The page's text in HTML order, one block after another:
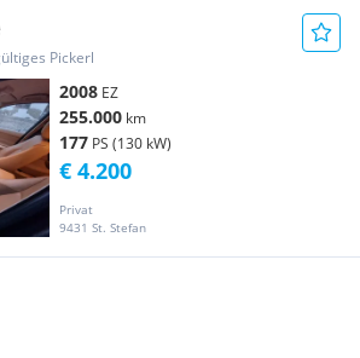
Pickerl
2008 EZ
255.000 km
177 PS (130 kW)
Privat
9431 St. Stefan
€ 4.200